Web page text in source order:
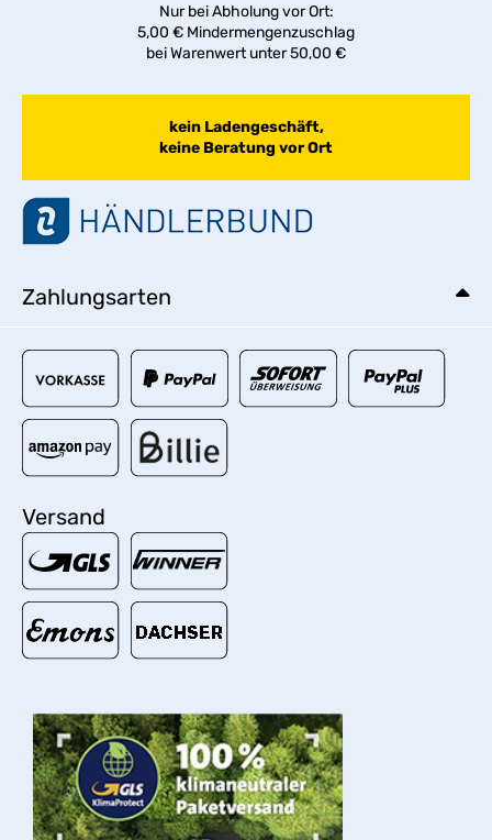
Nur bei Abholung vor Ort:
5,00 € Mindermengenzuschlag
bei Warenwert unter 50,00 €
kein Ladengeschäft,
keine Beratung vor Ort
Zahlungsarten
Versand